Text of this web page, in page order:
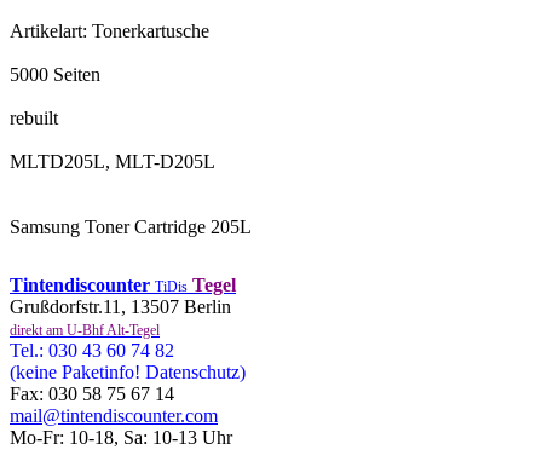
Artikelart: Tonerkartusche
5000 Seiten
rebuilt
MLTD205L, MLT-D205L
Samsung Toner Cartridge 205L
Tintendiscounter TiDis Tegel
Grußdorfstr.11, 13507 Berlin
direkt am U-Bhf Alt-Tegel
Tel.: 030 43 60 74 82
(keine Paketinfo! Datenschutz)
Fax: 030 58 75 67 14
mail@tintendiscounter.com
Mo-Fr: 10-18, Sa: 10-13 Uhr